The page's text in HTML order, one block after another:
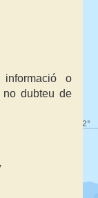
o
no dubteu de